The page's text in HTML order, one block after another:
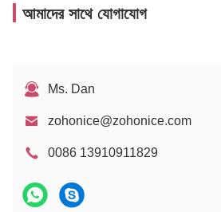
আমাদের সাথে যোগাযোগ
Ms. Dan
zohonice@zohonice.com
0086 13910911829